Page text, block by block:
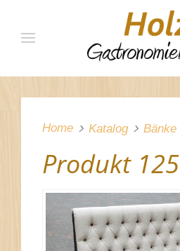
Home Katalog Bänke
Produkt 125